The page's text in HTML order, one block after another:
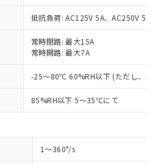
抵抗負荷: AC125V 5A、AC250V 5A
常時閉路: 最大15A
常時開路: 最大7A
-25～80℃ 60%RH以下 (ただし、氷
85%RH以下 5～35℃にて
1～360°/s